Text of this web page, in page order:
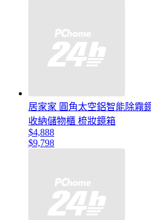
居家家 圓角太空鋁智能除霧
收納儲物櫃 梳妝鏡箱
$4,888
$9,798